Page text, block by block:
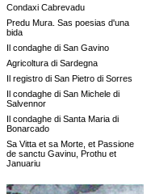
Condaxi Cabrevadu
Predu Mura. Sas poesias d'una
bida
Il condaghe di San Gavino
Agricoltura di Sardegna
Il registro di San Pietro di Sorres
Il condaghe di San Michele di
Salvennor
Il condaghe di Santa Maria di
Bonarcado
Sa Vitta et sa Morte, et Passione
de sanctu Gavinu, Prothu et
Januariu